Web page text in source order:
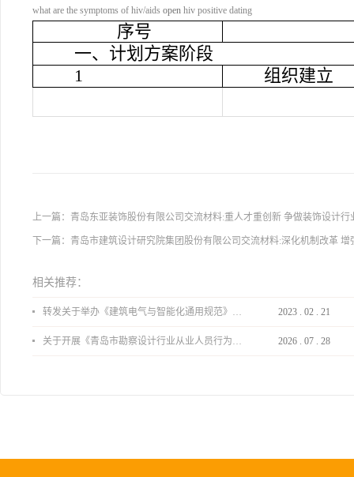
what are the symptoms of hiv/aids open hiv positive dating
序号
一、计划方案阶段
1
组织建立
上一篇： 青岛东亚装饰股份有限公司交流材料:重人才重创新 争做装饰设计行
下一篇： 青岛市建筑设计研究院集团股份有限公司交流材料:深化机制改革 增
相关推荐：
转发关于举办《建筑电气与智能化通用规范》 GB55024-2022公益宣贯的通知 2023 . 02 . 21
关于开展《青岛市勘察设计行业从业人员行为导则》、《青岛市住宅工程设计审查品质提升指引（2026版）》宣贯活动的通知 2026 . 07 . 28